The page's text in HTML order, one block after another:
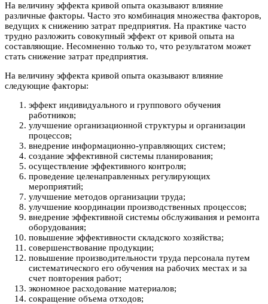
На величину эффекта кривой опыта оказывают влияние
различные факторы. Часто это комбинация множества факторов,
ведущих к снижению затрат предприятия. На практике часто
трудно разложить совокупный эффект от кривой опыта на
составляющие. Несомненно только то, что результатом может
стать снижение затрат предприятия.
На величину эффекта кривой опыта оказывают влияние
следующие факторы:
эффект индивидуального и группового обучения
работников;
улучшение организационной структуры и организации
процессов;
внедрение информационно-управляющих систем;
создание эффективной системы планирования;
осуществление эффективного контроля;
проведение целенаправленных регулирующих
мероприятий;
улучшение методов организации труда;
улучшение координации производственных процессов;
внедрение эффективной системы обслуживания и ремонта
оборудования;
повышение эффективности складского хозяйства;
совершенствование продукции;
повышение производительности труда персонала путем
систематического его обучения на рабочих местах и за
счет повторения работ;
экономное расходование материалов;
сокращение объема отходов;